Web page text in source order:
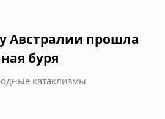
Австралии прошла
буря
катаклизмы